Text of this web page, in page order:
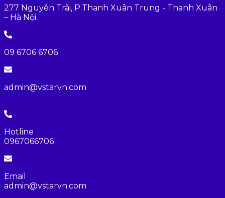
277 Nguyễn Trãi, P.Thanh Xuân Trung - Thanh Xuân
– Hà Nội
09 6706 6706
admin@vstarvn.com
Hotline
0967066706
Email
admin@vstarvn.com